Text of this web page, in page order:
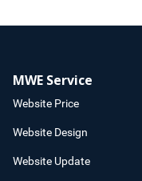
MWE Service
Website Price
Website Design
Website Update